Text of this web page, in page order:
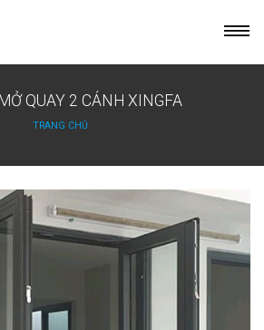
QUAY 2 CÁNH XINGFA
TRANG CHỦ